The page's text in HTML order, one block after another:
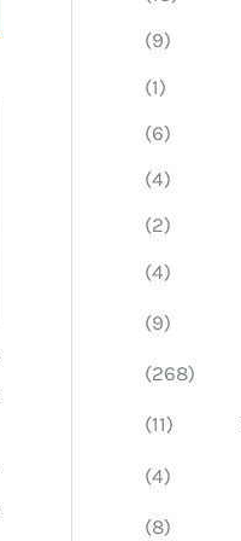
(9)
(1)
(6)
(4)
(2)
(4)
(9)
(268)
(11)
(4)
(8)